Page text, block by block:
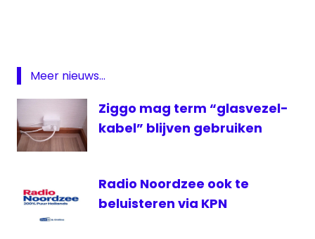
DVB-
internetconsultatie
KPN
Meer nieuws...
Ziggo mag term “glasvezel-
kabel” blijven gebruiken
Radio Noordzee ook te
beluisteren via KPN